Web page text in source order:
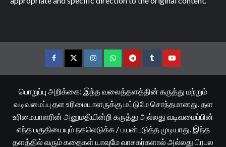
FacebookTwitterInstagramWhatsappTelegramTumblrYouTube
பொறுப்பு அறிக்கை: இந்த வலைத்தளத்தின் கருத்து மற்றும்
வடிவமைப்பு தள உரிமையாளருக்கு மட்டுமே சொந்தமானது. தள
உரிமையாளரின் அனுமதியின்றி கருத்து அல்லது வடிவமைப்பின்
எந்த பகுதியையும் நகலெடுக்க / பயன்படுத்த முடியாது. இந்த
தளத்தில் வரும் கதைகள் யாவுமே வாசகர்களால் அல்லது பிரபல